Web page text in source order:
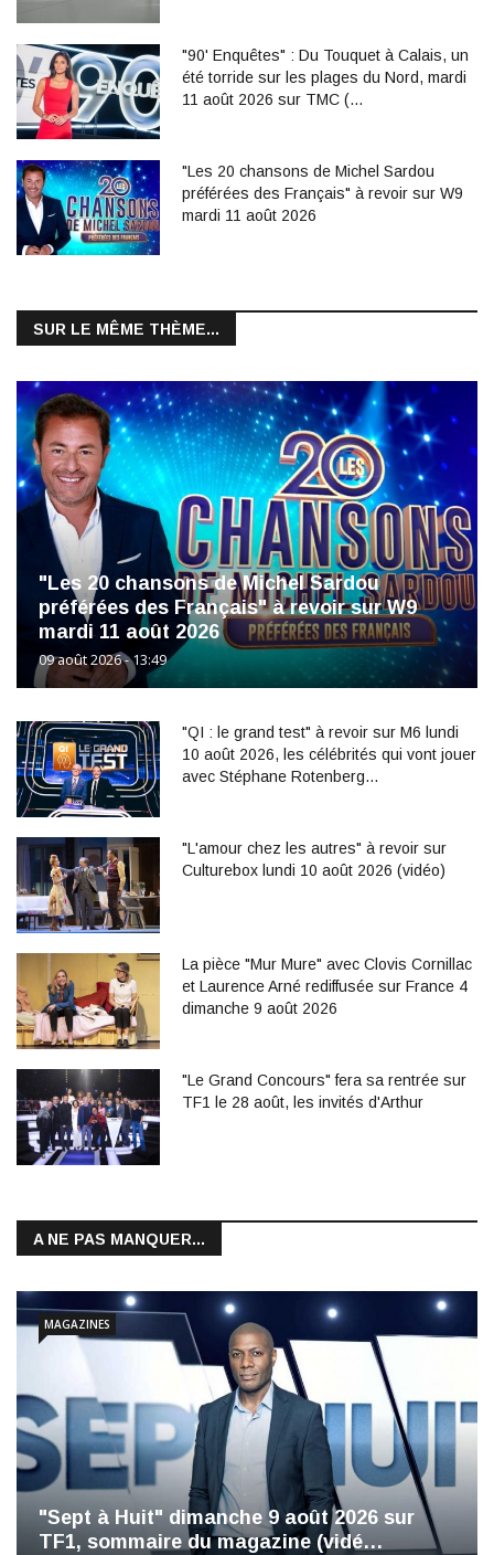
"90' Enquêtes" : Du Touquet à Calais, un
été torride sur les plages du Nord, mardi
11 août 2026 sur TMC (…
"Les 20 chansons de Michel Sardou
préférées des Français" à revoir sur W9
mardi 11 août 2026
SUR LE MÊME THÈME...
"Les 20 chansons de Michel Sardou
préférées des Français" à revoir sur W9
mardi 11 août 2026
09 août 2026 - 13:49
"QI : le grand test" à revoir sur M6 lundi
10 août 2026, les célébrités qui vont jouer
avec Stéphane Rotenberg…
"L'amour chez les autres" à revoir sur
Culturebox lundi 10 août 2026 (vidéo)
La pièce "Mur Mure" avec Clovis Cornillac
et Laurence Arné rediffusée sur France 4
dimanche 9 août 2026
"Le Grand Concours" fera sa rentrée sur
TF1 le 28 août, les invités d'Arthur
A NE PAS MANQUER...
"Sept à Huit" dimanche 9 août 2026 sur
TF1, sommaire du magazine (vidé…
MAGAZINES